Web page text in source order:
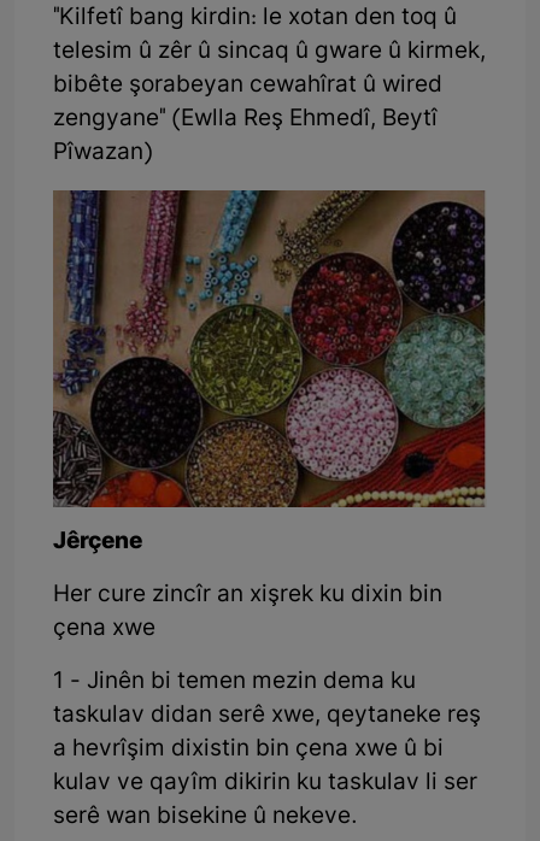
"Kilfetî bang kirdin: le xotan den toq û
telesim û zêr û sincaq û gware û kirmek,
bibête şorabeyan cewahîrat û wired
zengyane" (Ewlla Reş Ehmedî, Beytî
Pîwazan)
Jêrçene
Her cure zincîr an xişrek ku dixin bin
çena xwe
1 - Jinên bi temen mezin dema ku
taskulav didan serê xwe, qeytaneke reş
a hevrîşim dixistin bin çena xwe û bi
kulav ve qayîm dikirin ku taskulav li ser
serê wan bisekine û nekeve.